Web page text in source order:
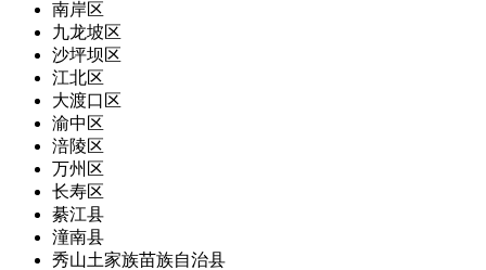
南岸区
九龙坡区
沙坪坝区
江北区
大渡口区
渝中区
涪陵区
万州区
长寿区
綦江县
潼南县
秀山土家族苗族自治县